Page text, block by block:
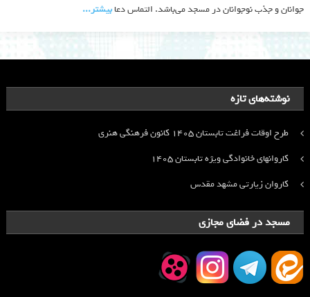
جوانان و جذب نوجوانان در مسجد می‌باشد. التماس دعابیشتر‫...‬
نوشته‌های تازه
طرح اوقات فراغت تابستان ۱۴۰۵ کانون فرهنگی هنری
کاروانهای خانوادگی ویژه تابستان ۱۴۰۵
کاروان زیارتی مشهد مقدس
مسجد در فضای مجازی